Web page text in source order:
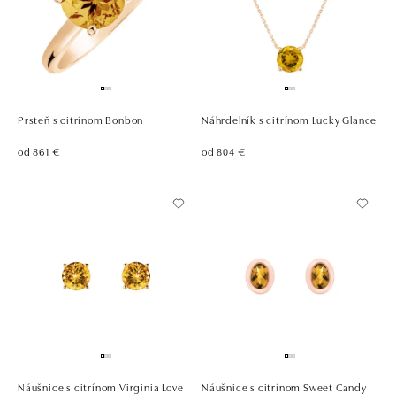
Prsteň s citrínom Bonbon
od 861 €
Náhrdelník s citrínom Lucky Glance
od 804 €
Náušnice s citrínom Virginia Love Náušnice s citrínom Sweet Candy